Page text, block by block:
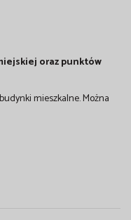
oraz punktów
mieszkalne. Można